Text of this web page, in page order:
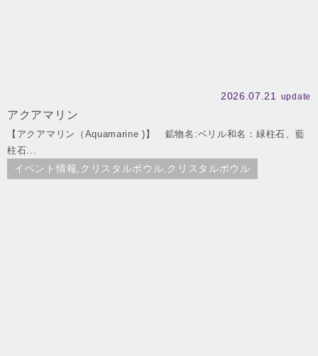
2026.07.21 update
アクアマリン
【アクアマリン（Aquamarine )】 鉱物名:ベリル和名：緑柱石、藍
柱石...
イベント情報,クリスタルボウル,クリスタルボウル